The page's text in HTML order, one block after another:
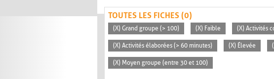
TOUTES LES FICHES (0)
(X) Grand groupe (> 100) (X) Faible (X) Activités
(X) Activités élaborées (> 60 minutes) (X) Élevée
(X) Moyen groupe (entre 30 et 100)